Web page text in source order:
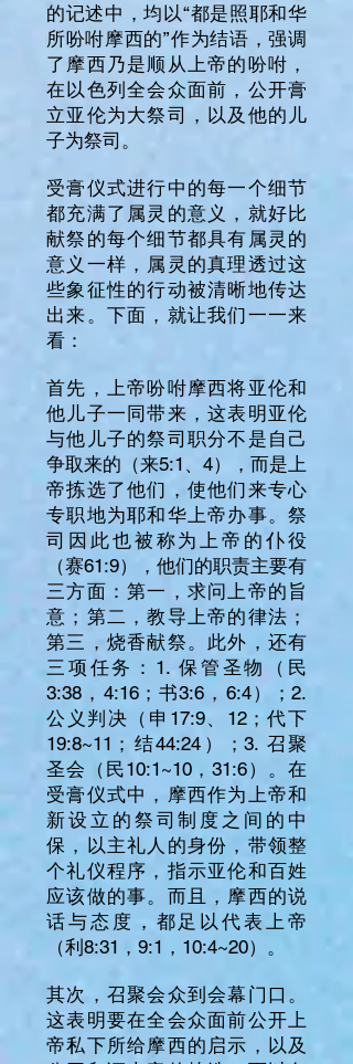
的记述中，均以“都是照耶和华
所吩咐摩西的”作为结语，强调
了摩西乃是顺从上帝的吩咐，
在以色列全会众面前，公开膏
立亚伦为大祭司，以及他的儿
子为祭司。
受膏仪式进行中的每一个细节
都充满了属灵的意义，就好比
献祭的每个细节都具有属灵的
意义一样，属灵的真理透过这
些象征性的行动被清晰地传达
出来。下面，就让我们一一来
看：
首先，上帝吩咐摩西将亚伦和
他儿子一同带来，这表明亚伦
与他儿子的祭司职分不是自己
争取来的（来5:1、4），而是上
帝拣选了他们，使他们来专心
专职地为耶和华上帝办事。祭
司因此也被称为上帝的仆役
（赛61:9），他们的职责主要有
三方面：第一，求问上帝的旨
意；第二，教导上帝的律法；
第三，烧香献祭。此外，还有
三项任务：1. 保管圣物（民
3:38，4:16；书3:6，6:4）；2.
公义判决（申17:9、12；代下
19:8~11；结44:24）；3. 召聚
圣会（民10:1~10，31:6）。在
受膏仪式中，摩西作为上帝和
新设立的祭司制度之间的中
保，以主礼人的身份，带领整
个礼仪程序，指示亚伦和百姓
应该做的事。而且，摩西的说
话与态度，都足以代表上帝
（利8:31，9:1，10:4~20）。
其次，召聚会众到会幕门口。
这表明要在全会众面前公开上
帝私下所给摩西的启示，以及